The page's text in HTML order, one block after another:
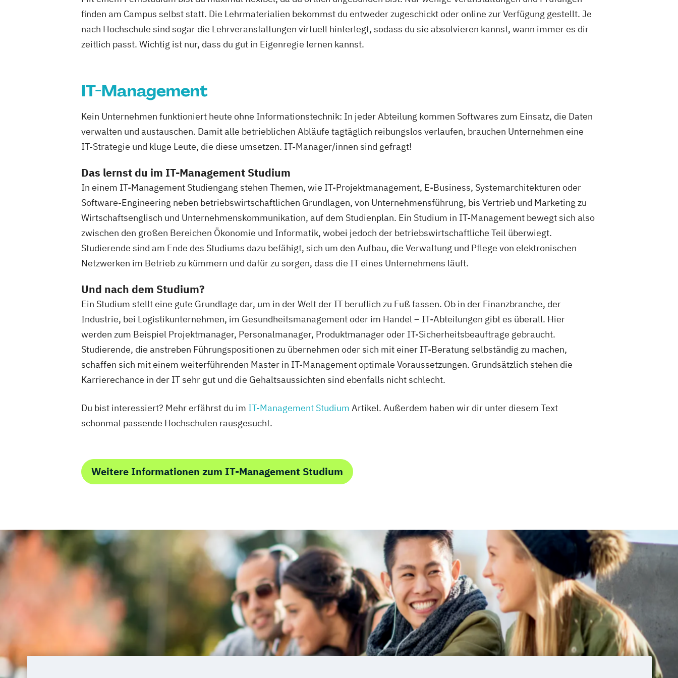
finden am Campus selbst statt. Die Lehrmaterialien bekommst du entweder zugeschickt oder online zur Verfügung gestellt. Je
nach Hochschule sind sogar die Lehrveranstaltungen virtuell hinterlegt, sodass du sie absolvieren kannst, wann immer es dir
zeitlich passt. Wichtig ist nur, dass du gut in Eigenregie lernen kannst.
IT-Management
Kein Unternehmen funktioniert heute ohne Informationstechnik: In jeder Abteilung kommen Softwares zum Einsatz, die Daten
verwalten und austauschen. Damit alle betrieblichen Abläufe tagtäglich reibungslos verlaufen, brauchen Unternehmen eine
IT-Strategie und kluge Leute, die diese umsetzen. IT-Manager/innen sind gefragt!
Das lernst du im IT-Management Studium
In einem IT-Management Studiengang stehen Themen, wie IT-Projektmanagement, E-Business, Systemarchitekturen oder
Software-Engineering neben betriebswirtschaftlichen Grundlagen, von Unternehmensführung, bis Vertrieb und Marketing zu
Wirtschaftsenglisch und Unternehmenskommunikation, auf dem Studienplan. Ein Studium in IT-Management bewegt sich also
zwischen den großen Bereichen Ökonomie und Informatik, wobei jedoch der betriebswirtschaftliche Teil überwiegt.
Studierende sind am Ende des Studiums dazu befähigt, sich um den Aufbau, die Verwaltung und Pflege von elektronischen
Netzwerken im Betrieb zu kümmern und dafür zu sorgen, dass die IT eines Unternehmens läuft.
Und nach dem Studium?
Ein Studium stellt eine gute Grundlage dar, um in der Welt der IT beruflich zu Fuß fassen. Ob in der Finanzbranche, der
Industrie, bei Logistikunternehmen, im Gesundheitsmanagement oder im Handel – IT-Abteilungen gibt es überall. Hier
werden zum Beispiel Projektmanager, Personalmanager, Produktmanager oder IT-Sicherheitsbeauftrage gebraucht.
Studierende, die anstreben Führungspositionen zu übernehmen oder sich mit einer IT-Beratung selbständig zu machen,
schaffen sich mit einem weiterführenden Master in IT-Management optimale Voraussetzungen. Grundsätzlich stehen die
Karrierechance in der IT sehr gut und die Gehaltsaussichten sind ebenfalls nicht schlecht.
Du bist interessiert? Mehr erfährst du im IT-Management Studium Artikel. Außerdem haben wir dir unter diesem Text
schonmal passende Hochschulen rausgesucht.
Weitere Informationen zum IT-Management Studium